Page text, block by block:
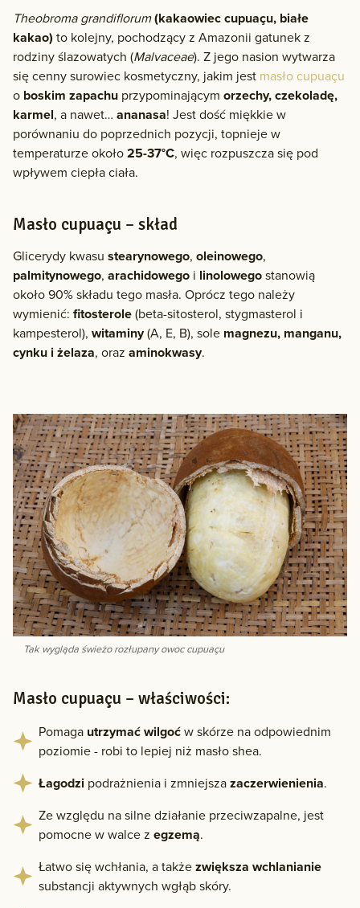
Theobroma grandiflorum(kakaowiec cupuaçu, białe
kakao) to kolejny, pochodzący z Amazonii gatunek z
rodziny ślazowatych (Malvaceae). Z jego nasion wytwarza
się cenny surowiec kosmetyczny, jakim jest masło cupuaçu
o boskim zapachu przypominającym orzechy, czekoladę,
karmel, a nawet… ananasa! Jest dość miękkie w
porównaniu do poprzednich pozycji, topnieje w
temperaturze około25-37°C, więc rozpuszcza się pod
wpływem ciepła ciała.
Masło cupuaçu – skład
Glicerydy kwasu stearynowego, oleinowego,
palmitynowego, arachidowego i linolowegostanowią
około 90% składu tego masła. Oprócz tego należy
wymienić: fitosterole(beta-sitosterol, stygmasterol i
kampesterol), witaminy(A, E, B), sole magnezu, manganu,
cynku i żelaza, oraz aminokwasy.
Tak wygląda świeżo rozłupany owoc cupuaçu
Masło cupuaçu – właściwości:
Pomaga utrzymać wilgoćw skórze na odpowiednim
poziomie - robi to lepiej niż masło shea.
Łagodzi podrażnienia i zmniejszazaczerwienienia.
Ze względu na silne działanie przeciwzapalne, jest
pomocne w walce z egzemą.
Łatwo się wchłania, a takżezwiększa wchlanianie
substancji aktywnych wgłąb skóry.